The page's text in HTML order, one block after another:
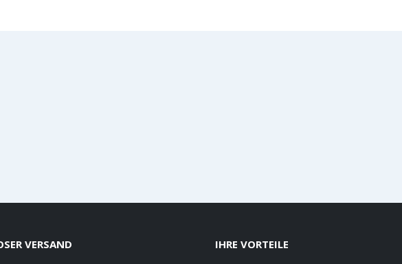
VERSAND
IHRE VORTEILE